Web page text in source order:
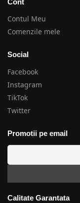
Cont
Contul Meu
Comenzile mele
Social
Facebook
Instagram
TikTok
Twitter
Promotii pe email
Calitate Garantata